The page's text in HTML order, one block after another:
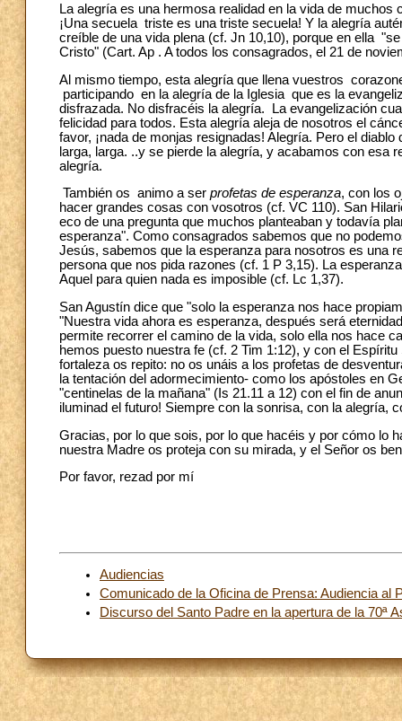
La alegría es una hermosa realidad en la vida de
¡Una secuela triste es una triste secuela! Y la alegría
creíble de una vida plena (cf. Jn 10,10), porque en ella
Cristo" (Cart. Ap . A todos los consagrados, el 21 de
Al mismo tiempo, esta alegría que llena vuestros
participando en la alegría de la Iglesia que es la
disfrazada. No disfracéis la alegría. La evangelización
felicidad para todos. Esta alegría aleja de nosotros el
favor, ¡nada de monjas resignadas! Alegría. Pero el
larga, larga. ..y se pierde la alegría, y acabamos con esa
alegría.
También os animo a ser profetas de esperanza, con los
hacer grandes cosas con vosotros (cf. VC 110). San
eco de una pregunta que muchos planteaban y todavía
esperanza". Como consagrados sabemos que no
Jesús, sabemos que la esperanza para nosotros es una
persona que nos pida razones (cf. 1 P 3,15). La
Aquel para quien nada es imposible (cf. Lc 1,37).
San Agustín dice que "solo la esperanza nos hace
"Nuestra vida ahora es esperanza, después será
permite recorrer el camino de la vida, solo ella nos hace
hemos puesto nuestra fe (cf. 2 Tim 1:12), y con el
fortaleza os repito: no os unáis a los profetas de
la tentación del adormecimiento- como los apóstoles en
"centinelas de la mañana" (Is 21.11 a 12) con el fin de
iluminad el futuro! Siempre con la sonrisa, con la alegría,
Gracias, por lo que sois, por lo que hacéis y por cómo lo
nuestra Madre os proteja con su mirada, y el Señor os
Por favor, rezad por mí
Audiencias
Comunicado de la Oficina de Prensa: Audiencia al
Discurso del Santo Padre en la apertura de la 70ª